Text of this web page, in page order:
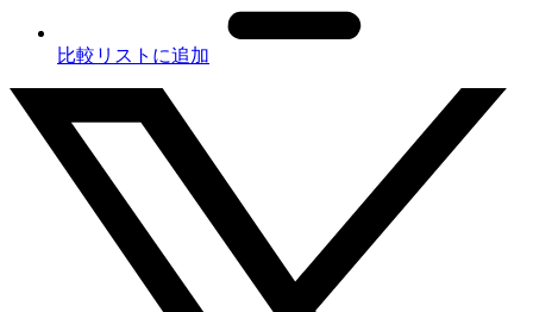
比較リストに追加